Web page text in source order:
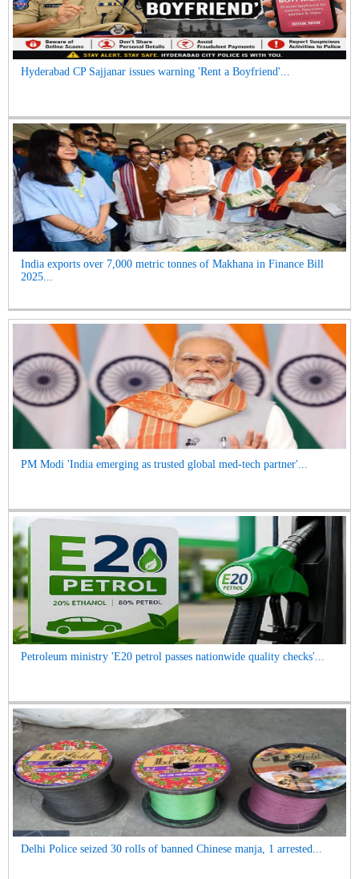
Hyderabad CP Sajjanar issues warning 'Rent a Boyfriend'...
India exports over 7,000 metric tonnes of Makhana in Finance Bill
2025...
PM Modi 'India emerging as trusted global med-tech partner'...
Petroleum ministry 'E20 petrol passes nationwide quality checks'...
Delhi Police seized 30 rolls of banned Chinese manja, 1 arrested...